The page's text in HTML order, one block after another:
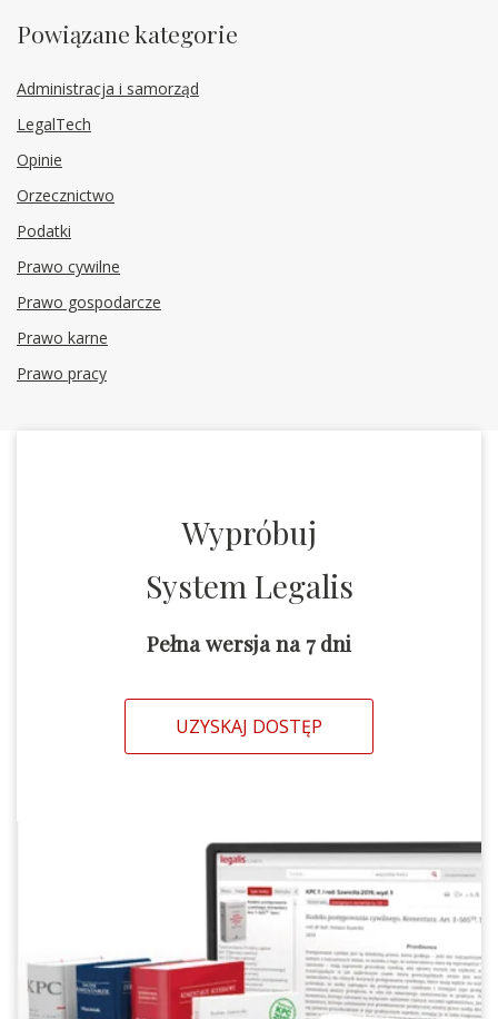
Powiązane kategorie
Administracja i samorząd
LegalTech
Opinie
Orzecznictwo
Podatki
Prawo cywilne
Prawo gospodarcze
Prawo karne
Prawo pracy
Wypróbuj
System Legalis
Pełna wersja na 7 dni
UZYSKAJ DOSTĘP